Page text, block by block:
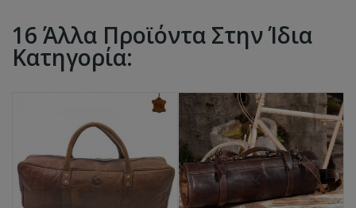
16 Άλλα Προϊόντα Στην Ίδια
Κατηγορία: